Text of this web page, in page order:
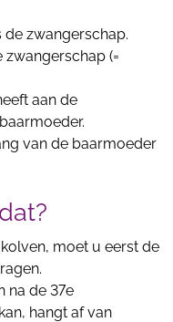
zwangerschap.
(=
aan de
van de baarmoeder
moet u eerst de
na de 37e
hangt af van